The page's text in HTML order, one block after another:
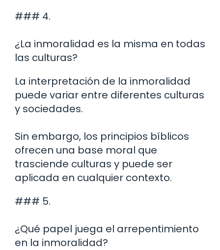
### 4.
¿La inmoralidad es la misma en todas
las culturas?
La interpretación de la inmoralidad
puede variar entre diferentes culturas
y sociedades.
Sin embargo, los principios bíblicos
ofrecen una base moral que
trasciende culturas y puede ser
aplicada en cualquier contexto.
### 5.
¿Qué papel juega el arrepentimiento
en la inmoralidad?